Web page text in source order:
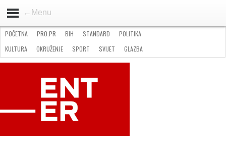
←Menu
STANDARD
GOSPODARSTVO
OKRUŽENJE
POČETNA PRO.PR BIH STANDARD
POLITIKA
KULTURA
OKRUŽENJE SPORT SVIJET
GLAZBA
NATJEČAJI
FILMING LOCATION IN BH KONTAKT